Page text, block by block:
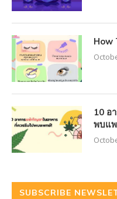
How
10 อ
พบแ
SUBSCRIBE